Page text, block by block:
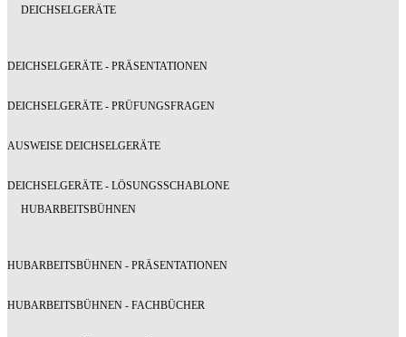
DEICHSELGERÄTE
DEICHSELGERÄTE - PRÄSENTATIONEN
DEICHSELGERÄTE - PRÜFUNGSFRAGEN
AUSWEISE DEICHSELGERÄTE
DEICHSELGERÄTE - LÖSUNGSSCHABLONE
HUBARBEITSBÜHNEN
HUBARBEITSBÜHNEN - PRÄSENTATIONEN
HUBARBEITSBÜHNEN - FACHBÜCHER